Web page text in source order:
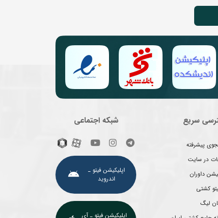
سریع
پیشرفته
در سایت
داوران
کشتی
لیگ
شبکه اجتماعی
اپلیکیشن فیتو ـ
اندروید
اپلیکیشن فیتو ـ آی